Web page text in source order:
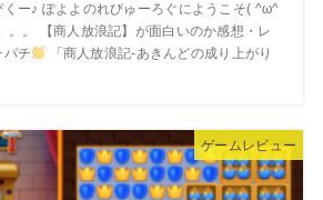
くー♪ ぽよよのれびゅーろぐにようこそ( ^ω^
。。 【商人放浪記】が面白いのか感想・レ
パチ
「商人放浪記‐あきんどの成り上がり
ゲームレビュー